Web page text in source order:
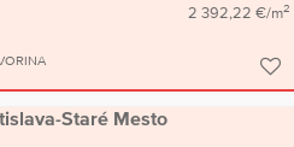
2 392,22 €/m2
Staré Mesto